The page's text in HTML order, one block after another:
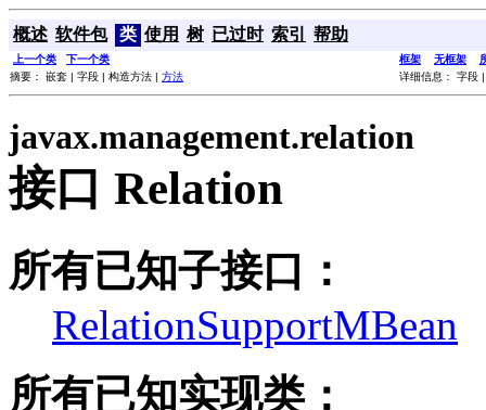
概述 软件包 类 使用 树 已过时 索引 帮助
上一个类 下一个类 框架 无框架
摘要： 嵌套 | 字段 | 构造方法 | 方法 详细信息： 字段
javax.management.relation
接口 Relation
所有已知子接口：
RelationSupportMBean
所有已知实现类：